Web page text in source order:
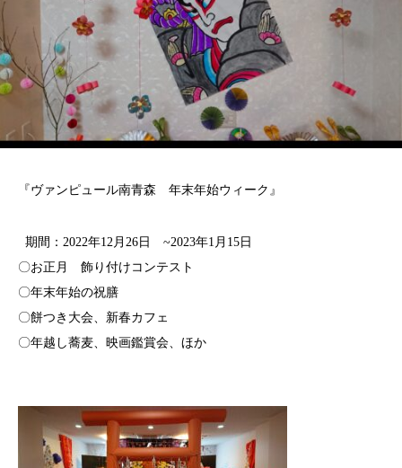
『ヴァンピュール南青森 年末年始ウィーク』
期間：2022年12月26日 ~2023年1月15日
〇お正月 飾り付けコンテスト
〇年末年始の祝膳
〇餅つき大会、新春カフェ
〇年越し蕎麦、映画鑑賞会、ほか